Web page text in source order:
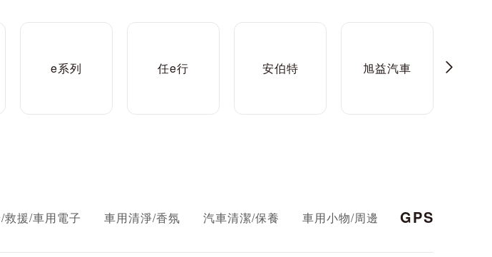
e系列 任e行 安伯特 旭益汽車
救援/車用電子 車用清淨/香氛 汽車清潔/保養 車用小物/周邊 GPS/行車紀